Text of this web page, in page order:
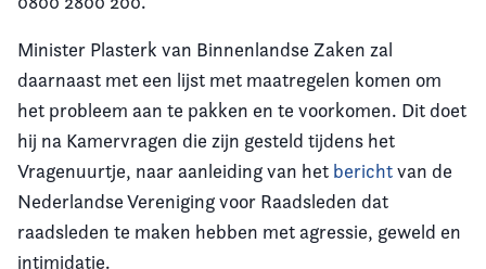
Minister Plasterk van Binnenlandse Zaken zal
daarnaast met een lijst met maatregelen komen om
het probleem aan te pakken en te voorkomen. Dit doet
hij na Kamervragen die zijn gesteld tijdens het
Vragenuurtje, naar aanleiding van het berichtvan de
Nederlandse Vereniging voor Raadsleden dat
raadsleden te maken hebben met agressie, geweld en
intimidatie.